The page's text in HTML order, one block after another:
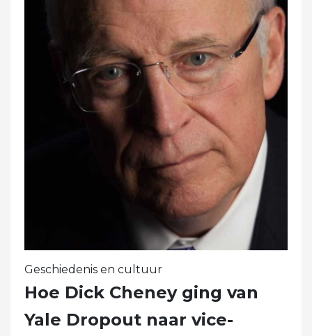
Geschiedenis en cultuur
Hoe Dick Cheney ging van
Yale Dropout naar vice-